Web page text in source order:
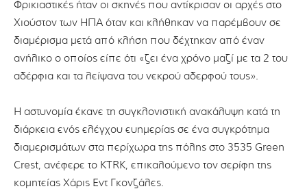
Φρικιαστικές ήταν οι σκηνές που αντίκρισαν οι αρχές στο
Χιούστον των ΗΠΑ όταν και κλήθηκαν να παρέμβουν σε
διαμέρισμα μετά από κλήση που δέχτηκαν από έναν
ανήλικο ο οποίος είπε ότι «ζει ένα χρόνο μαζί με τα 2 του
αδέρφια και τα λείψανα του νεκρού αδερφού τους».
Η αστυνομία έκανε τη συγκλονιστική ανακάλυψη κατά τη
διάρκεια ενός ελέγχου ευημερίας σε ένα συγκρότημα
διαμερισμάτων στα περίχωρα της πόλης στο 3535 Green
Crest, ανέφερε το KTRK, επικαλούμενο τον σερίφη της
κομητείας Χάρις Εντ Γκονζάλες.